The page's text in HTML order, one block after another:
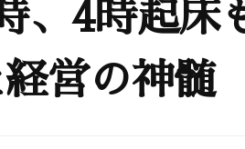
、4時起床
営の神髄